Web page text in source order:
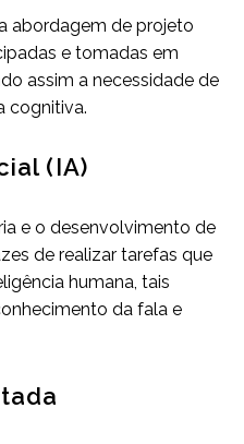
abordagem de projeto
e tomadas em
assim a necessidade de
cognitiva.
(IA)
e o desenvolvimento de
de realizar tarefas que
humana, tais
da fala e